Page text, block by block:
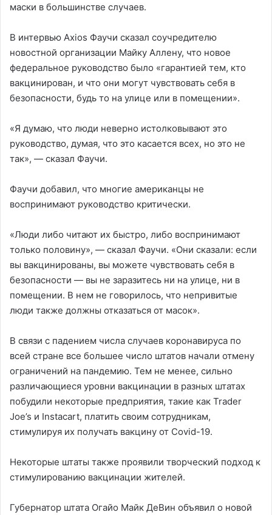
маски в большинстве случаев.
В интервью Axios Фаучи сказал соучредителю
новостной организации Майку Аллену, что новое
федеральное руководство было «гарантией тем, кто
вакцинирован, и что они могут чувствовать себя в
безопасности, будь то на улице или в помещении».
«Я думаю, что люди неверно истолковывают это
руководство, думая, что это касается всех, но это не
так», — сказал Фаучи.
Фаучи добавил, что многие американцы не
воспринимают руководство критически.
«Люди либо читают их быстро, либо воспринимают
только половину», — сказал Фаучи. «Они сказали: если
вы вакцинированы, вы можете чувствовать себя в
безопасности — вы не заразитесь ни на улице, ни в
помещении. В нем не говорилось, что непривитые
люди также должны отказаться от масок».
В связи с падением числа случаев коронавируса по
всей стране все большее число штатов начали отмену
ограничений на пандемию. Тем не менее, сильно
различающиеся уровни вакцинации в разных штатах
побудили некоторые предприятия, такие как Trader
Joe’s и Instacart, платить своим сотрудникам,
стимулируя их получать вакцину от Covid-19.
Некоторые штаты также проявили творческий подход к
стимулированию вакцинации жителей.
Губернатор штата Огайо Майк ДеВин объявил о новой